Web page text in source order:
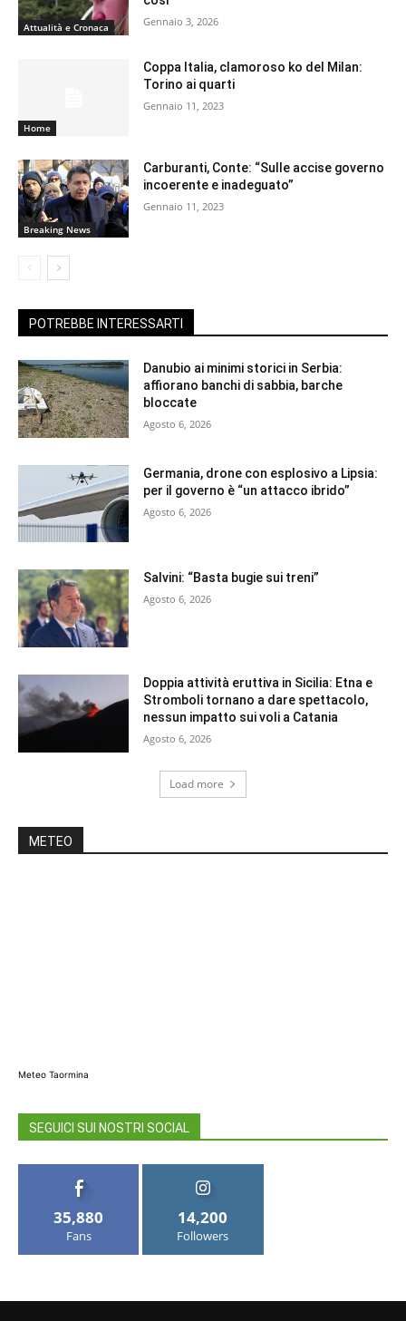
Attualità e Cronaca Gennaio 3, 2026
Home
Coppa Italia, clamoroso ko del Milan:
Torino ai quarti
Gennaio 11, 2023
Breaking News
Carburanti, Conte: “Sulle accise governo
incoerente e inadeguato”
Gennaio 11, 2023
POTREBBE INTERESSARTI
Danubio ai minimi storici in Serbia:
affiorano banchi di sabbia, barche
bloccate
Agosto 6, 2026
Germania, drone con esplosivo a Lipsia:
per il governo è “un attacco ibrido”
Agosto 6, 2026
Salvini: “Basta bugie sui treni”
Agosto 6, 2026
Doppia attività eruttiva in Sicilia: Etna e
Stromboli tornano a dare spettacolo,
nessun impatto sui voli a Catania
Agosto 6, 2026
Load more
METEO
Meteo Taormina
SEGUICI SUI NOSTRI SOCIAL
35,880
Fans
14,200
Followers